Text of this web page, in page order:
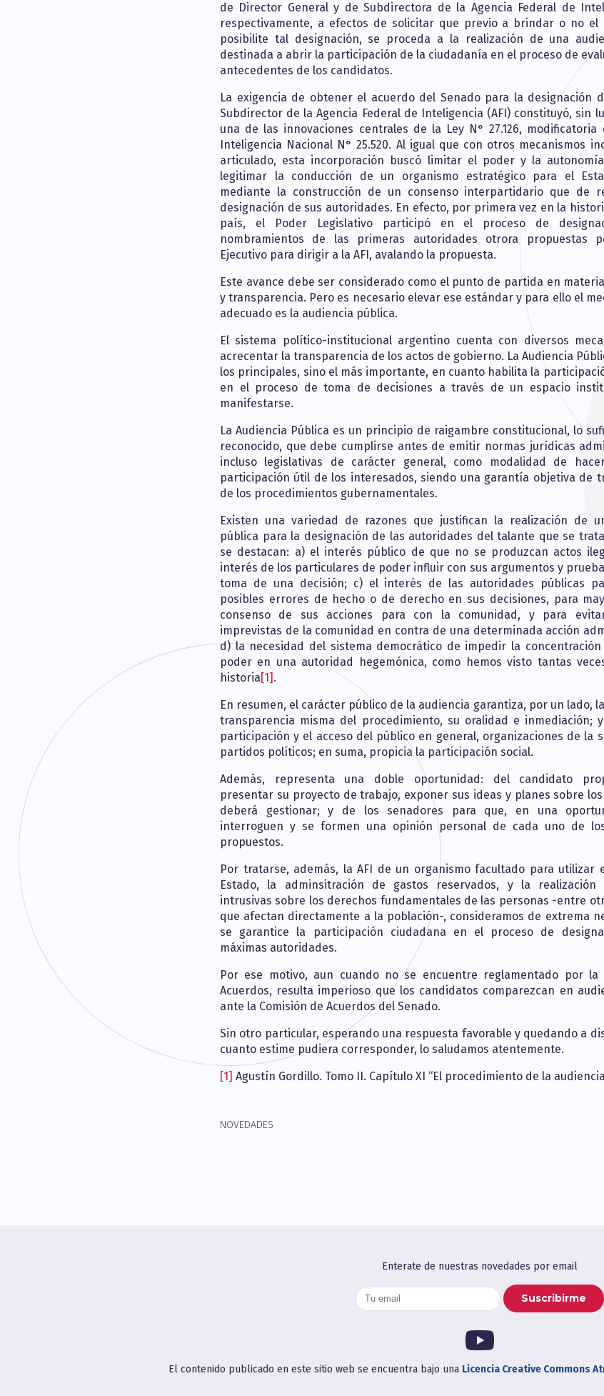
de Director General y de Subdirectora de la Agencia Federal de
respectivamente, a efectos de solicitar que previo a brindar o no el
posibilite tal designación, se proceda a la realización de una
destinada a abrir la participación de la ciudadanía en el proceso de
antecedentes de los candidatos.
La exigencia de obtener el acuerdo del Senado para la designación
Subdirector de la Agencia Federal de Inteligencia (AFI) constituyó, sin
una de las innovaciones centrales de la Ley N° 27.126, modificatoria
Inteligencia Nacional N° 25.520. Al igual que con otros mecanismos
articulado, esta incorporación buscó limitar el poder y la
legitimar la conducción de un organismo estratégico para el
mediante la construcción de un consenso interpartidario que de
designación de sus autoridades. En efecto, por primera vez en la
país, el Poder Legislativo participó en el proceso de
nombramientos de las primeras autoridades otrora propuestas
Ejecutivo para dirigir a la AFI, avalando la propuesta.
Este avance debe ser considerado como el punto de partida en
y transparencia. Pero es necesario elevar ese estándar y para ello el
adecuado es la audiencia pública.
El sistema político-institucional argentino cuenta con diversos
acrecentar la transparencia de los actos de gobierno. La Audiencia
los principales, sino el más importante, en cuanto habilita la
en el proceso de toma de decisiones a través de un espacio
manifestarse.
La Audiencia Pública es un principio de raigambre constitucional, lo
reconocido, que debe cumplirse antes de emitir normas jurídicas
incluso legislativas de carácter general, como modalidad de
participación útil de los interesados, siendo una garantía objetiva de
de los procedimientos gubernamentales.
Existen una variedad de razones que justifican la realización de
pública para la designación de las autoridades del talante que se
se destacan: a) el interés público de que no se produzcan actos
interés de los particulares de poder influir con sus argumentos y
toma de una decisión; c) el interés de las autoridades públicas
posibles errores de hecho o de derecho en sus decisiones, para
consenso de sus acciones para con la comunidad, y para
imprevistas de la comunidad en contra de una determinada acción
d) la necesidad del sistema democrático de impedir la concentración
poder en una autoridad hegemónica, como hemos visto tantas
historia[1] .
En resumen, el carácter público de la audiencia garantiza, por un lado,
transparencia misma del procedimiento, su oralidad e inmediación;
participación y el acceso del público en general, organizaciones de la
partidos políticos; en suma, propicia la participación social.
Además, representa una doble oportunidad: del candidato
presentar su proyecto de trabajo, exponer sus ideas y planes sobre
deberá gestionar; y de los senadores para que, en una
interroguen y se formen una opinión personal de cada uno de
propuestos.
Por tratarse, además, la AFI de un organismo facultado para utilizar
Estado, la adminsitración de gastos reservados, y la realización
intrusivas sobre los derechos fundamentales de las personas -entre
que afectan directamente a la población-, consideramos de extrema
se garantice la participación ciudadana en el proceso de
máximas autoridades.
Por ese motivo, aun cuando no se encuentre reglamentado por la
Acuerdos, resulta imperioso que los candidatos comparezcan en
ante la Comisión de Acuerdos del Senado.
Sin otro particular, esperando una respuesta favorable y quedando a
cuanto estime pudiera corresponder, lo saludamos atentemente.
[1] Agustín Gordillo. Tomo II. Capítulo XI “El procedimiento de la
NOVEDADES
Enterate de nuestras novedades por email
El contenido publicado en este sitio web se encuentra bajo una Licencia Creative Commons